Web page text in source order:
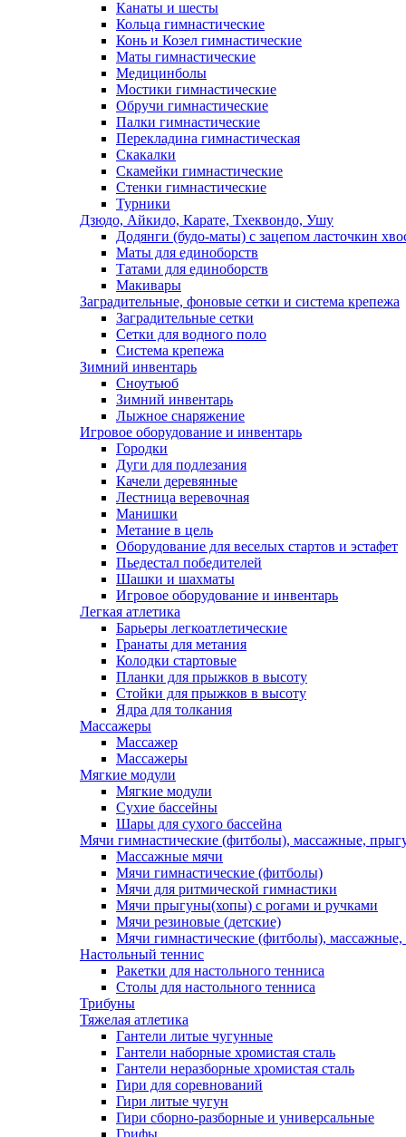
Канаты и шесты
Кольца гимнастические
Конь и Козел гимнастические
Маты гимнастические
Медицинболы
Мостики гимнастические
Обручи гимнастические
Палки гимнастические
Перекладина гимнастическая
Скакалки
Скамейки гимнастические
Стенки гимнастические
Турники
Дзюдо, Айкидо, Карате, Тхеквондо, Ушу
Додянги (будо-маты) с зацепом ласточкин
Маты для единоборств
Татами для единоборств
Макивары
Заградительные, фоновые сетки и система крепежа
Заградительные сетки
Сетки для водного поло
Система крепежа
Зимний инвентарь
Сноутьюб
Зимний инвентарь
Лыжное снаряжение
Игровое оборудование и инвентарь
Городки
Дуги для подлезания
Качели деревянные
Лестница веревочная
Манишки
Метание в цель
Оборудование для веселых стартов и эстафет
Пьедестал победителей
Шашки и шахматы
Игровое оборудование и инвентарь
Легкая атлетика
Барьеры легкоатлетические
Гранаты для метания
Колодки стартовые
Планки для прыжков в высоту
Стойки для прыжков в высоту
Ядра для толкания
Массажеры
Массажер
Массажеры
Мягкие модули
Мягкие модули
Сухие бассейны
Шары для сухого бассейна
Мячи гимнастические (фитболы), массажные,
Массажные мячи
Мячи гимнастические (фитболы)
Мячи для ритмической гимнастики
Мячи прыгуны(хопы) с рогами и ручками
Мячи резиновые (детские)
Мячи гимнастические (фитболы),
Настольный теннис
Ракетки для настольного тенниса
Столы для настольного тенниса
Трибуны
Тяжелая атлетика
Гантели литые чугунные
Гантели наборные хромистая сталь
Гантели неразборные хромистая сталь
Гири для соревнований
Гири литые чугун
Гири сборно-разборные и универсальные
Грифы